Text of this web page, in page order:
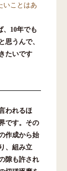
いことはあ
、10年でも
思うんで、
たいです
われるほ
です。その
作成から始
、組み立
隙も許され